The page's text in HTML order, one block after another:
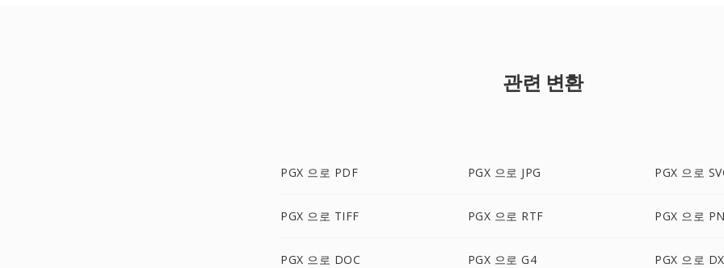
관련 변환
PGX 으로 PDF PGX 으로 JPG PGX 으로
PGX 으로 TIFF PGX 으로 RTF PGX 으로
PGX 으로 DOC PGX 으로 G4 PGX 으로